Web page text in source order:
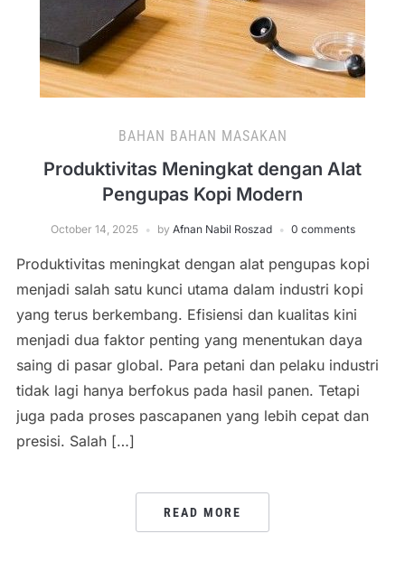
BAHAN BAHAN MASAKAN
Produktivitas Meningkat dengan Alat
Pengupas Kopi Modern
October 14, 2025 by Afnan Nabil Roszad 0 comments
Produktivitas meningkat dengan alat pengupas kopi
menjadi salah satu kunci utama dalam industri kopi
yang terus berkembang. Efisiensi dan kualitas kini
menjadi dua faktor penting yang menentukan daya
saing di pasar global. Para petani dan pelaku industri
tidak lagi hanya berfokus pada hasil panen. Tetapi
juga pada proses pascapanen yang lebih cepat dan
presisi. Salah […]
READ MORE